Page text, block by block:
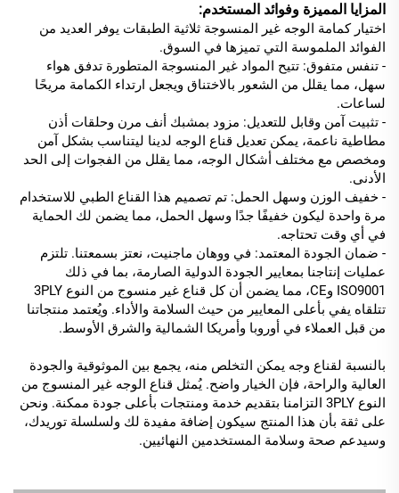
المزايا المميزة وفوائد المستخدم:
اختيار كمامة الوجه غير المنسوجة ثلاثية الطبقات يوفر العديد من
الفوائد الملموسة التي تميزها في السوق.
- تنفس متفوق: تتيح المواد غير المنسوجة المتطورة تدفق هواء
سهل، مما يقلل من الشعور بالاختناق ويجعل ارتداء الكمامة مريحًا
لساعات.
- تثبيت آمن وقابل للتعديل: مزود بمشبك أنف مرن وحلقات أذن
مطاطية ناعمة، يمكن تعديل قناع الوجه لدينا ليتناسب بشكل آمن
ومخصص مع مختلف أشكال الوجه، مما يقلل من الفجوات إلى الحد
الأدنى.
- خفيف الوزن وسهل الحمل: تم تصميم هذا القناع الطبي للاستخدام
مرة واحدة ليكون خفيفًا جدًا وسهل الحمل، مما يضمن لك الحماية
في أي وقت تحتاجه.
- ضمان الجودة المعتمد: في ووهان ماجنيت، نعتز بسمعتنا. تلتزم
عمليات إنتاجنا بمعايير الجودة الدولية الصارمة، بما في ذلك
ISO9001 وCE، مما يضمن أن كل قناع غير منسوج من النوع 3PLY
تتلقاه يفي بأعلى المعايير من حيث السلامة والأداء. ويُعتمد منتجاتنا
من قبل العملاء في أوروبا وأمريكا الشمالية والشرق الأوسط.
بالنسبة لقناع وجه يمكن التخلص منه، يجمع بين الموثوقية والجودة
العالية والراحة، فإن الخيار واضح. يُمثل قناع الوجه غير المنسوج من
النوع 3PLY التزامنا بتقديم خدمة ومنتجات بأعلى جودة ممكنة. ونحن
على ثقة بأن هذا المنتج سيكون إضافة مفيدة لك ولسلسلة توريدك،
وسيدعم صحة وسلامة المستخدمين النهائيين.